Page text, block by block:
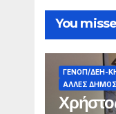
You
ΓΕΝΟΠ/ΔΕΗ-
ΆΛΛΕΣ